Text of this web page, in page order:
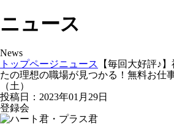
ニュース
News
トップページニュース
【毎回大好評♪
たの理想の職場が見つかる！無料お仕
（土）
投稿日：2023年01月29日
登録会